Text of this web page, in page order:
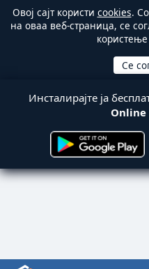
Овој сајт користи cookies.
на оваа веб-страница, се
Инсталирајте ја
Online